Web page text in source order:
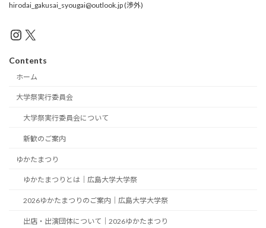
hirodai_gakusai_syougai@outlook.jp (渉外)
Instagram
X
Contents
ホーム
大学祭実行委員会
大学祭実行委員会について
新歓のご案内
ゆかたまつり
ゆかたまつりとは｜広島大学大学祭
2026ゆかたまつりのご案内｜広島大学大学祭
出店・出演団体について｜2026ゆかたまつり